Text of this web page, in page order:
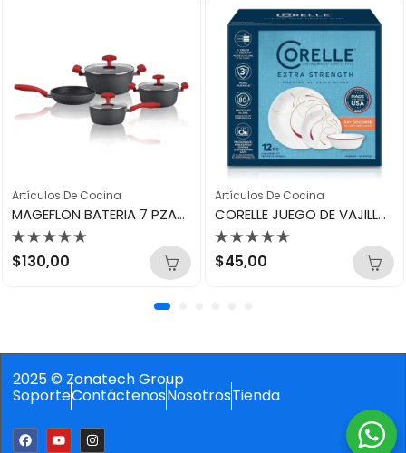
Artículos De Cocina
MAGEFLON BATERIA 7 PZAS – VULCANO ANODIZADO 45880
Valorado
con
$130,00
Artículos De Cocina
CORELLE JUEGO DE VAJILLAS BLANCO 12 PIEZAS
Valorado
con
$45,00
2025 © Zonatech Group
SoporteContáctenosNosotrosTienda